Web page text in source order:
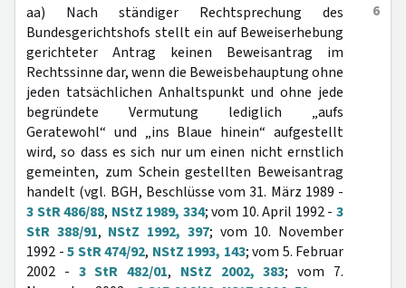
6
aa) Nach ständiger Rechtsprechung des
Bundesgerichtshofs stellt ein auf Beweiserhebung
gerichteter Antrag keinen Beweisantrag im
Rechtssinne dar, wenn die Beweisbehauptung ohne
jeden tatsächlichen Anhaltspunkt und ohne jede
begründete Vermutung lediglich „aufs
Geratewohl“ und „ins Blaue hinein“ aufgestellt
wird, so dass es sich nur um einen nicht ernstlich
gemeinten, zum Schein gestellten Beweisantrag
handelt (vgl. BGH, Beschlüsse vom 31. März 1989 -
3 StR 486/88, NStZ 1989, 334; vom 10. April 1992 -3
StR 388/91, NStZ 1992, 397; vom 10. November
1992 -5 StR 474/92, NStZ 1993, 143; vom 5. Februar
2002 - 3 StR 482/01, NStZ 2002, 383; vom 7.